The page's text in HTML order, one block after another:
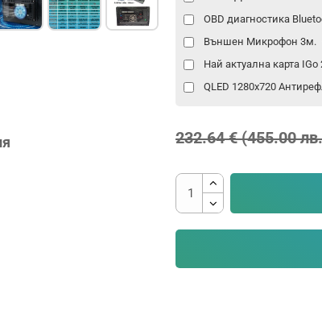
232.64 € (455.00
OBD диагностика
Външен Микрофон 3м.
Най актуална карта IGo
QLED 1280x720